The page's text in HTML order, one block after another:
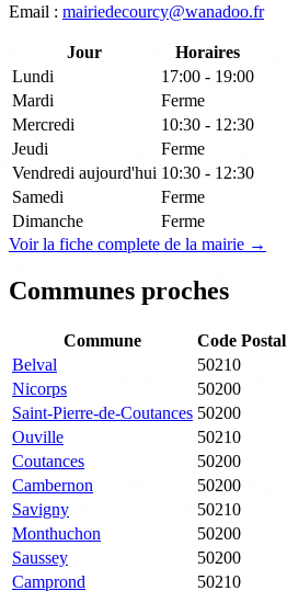
Email : mairiedecourcy@wanadoo.fr
Jour
Horaires
Lundi
17:00 - 19:00
Mardi
Ferme
Mercredi
10:30 - 12:30
Jeudi
Ferme
Vendredi aujourd'hui 10:30 - 12:30
Samedi
Ferme
Dimanche
Ferme
Voir la fiche complete de la mairie →
Communes proches
Commune Code Postal
Belval
50210
Nicorps
50200
Saint-Pierre-de-Coutances 50200
Ouville
50210
Coutances
50200
Cambernon
50200
Savigny
50210
Monthuchon
50200
Saussey
50200
Camprond
50210